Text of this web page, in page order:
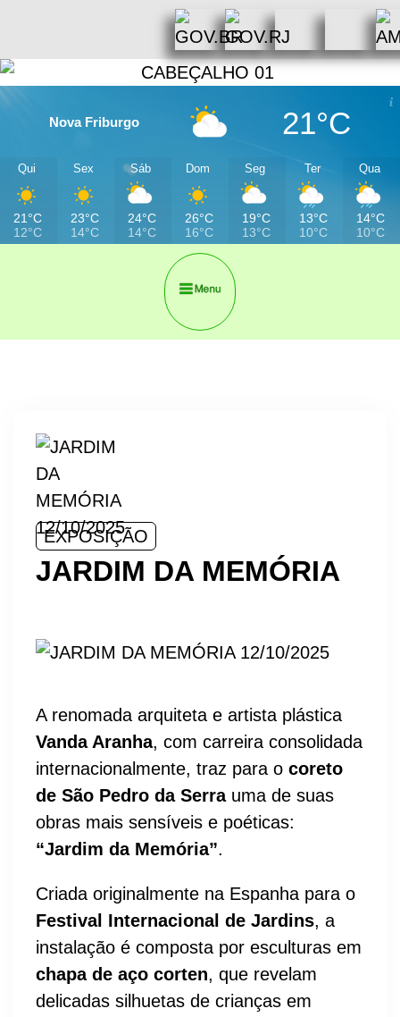
Nova Friburgo 21°C
Qui
21°C
12°C
Sex
23°C
14°C
Sáb
24°C
14°C
Dom
26°C
16°C
Seg
19°C
13°C
Ter
13°C
10°C
Qua
14°C
10°C
EXPOSIÇÃO
JARDIM DA MEMÓRIA
A renomada arquiteta e artista plástica
Vanda Aranha, com carreira consolidada
internacionalmente, traz para o coreto
de São Pedro da Serrauma de suas
obras mais sensíveis e poéticas:
“Jardim da Memória”.
Criada originalmente na Espanha para o
Festival Internacional de Jardins, a
instalação é composta por esculturas em
chapa de aço corten, que revelam
delicadas silhuetas de crianças em